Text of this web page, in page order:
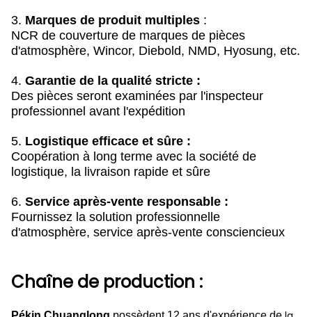
3. Marques de produit multiples :
NCR de couverture de marques de pièces
d'atmosphère, Wincor, Diebold, NMD, Hyosung, etc.
4. Garantie de la qualité stricte :
Des pièces seront examinées par l'inspecteur
professionnel avant l'expédition
5. Logistique efficace et sûre :
Coopération à long terme avec la société de
logistique, la livraison rapide et sûre
6. Service après-vente responsable :
Fournissez la solution professionnelle
d'atmosphère, service après-vente consciencieux
Chaîne de production :